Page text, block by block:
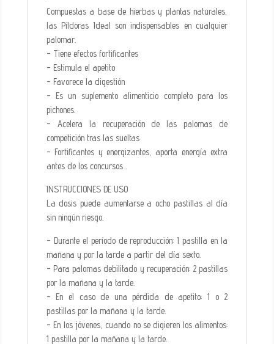
Compuestas a base de hierbas y plantas naturales,
las Píldoras Ideal son indispensables en cualquier
palomar.
- Tiene efectos fortificantes
- Estimula el apetito
- Favorece la digestión
- Es un suplemento alimenticio completo para los
pichones.
- Acelera la recuperación de las palomas de
competición tras las sueltas
- Fortificantes y energizantes, aporta energía extra
antes de los concursos .
INSTRUCCIONES DE USO
La dosis puede aumentarse a ocho pastillas al día
sin ningún riesgo.
- Durante el período de reproducción: 1 pastilla en la
mañana y por la tarde a partir del día sexto.
- Para palomas debilitado y recuperación: 2 pastillas
por la mañana y la tarde.
- En el caso de una pérdida de apetito: 1 o 2
pastillas por la mañana y la tarde.
- En los jóvenes, cuando no se digieren los alimentos:
1 pastilla por la mañana y la tarde.